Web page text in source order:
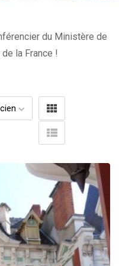
du Ministère de
la France !